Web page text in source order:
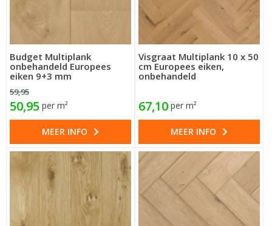
Budget Multiplank
onbehandeld Europees
eiken 9+3 mm
59,95
50,95 per m²
MEER INFO
Visgraat Multiplank 10 x 50
cm Europees eiken,
onbehandeld
67,10 per m²
MEER INFO